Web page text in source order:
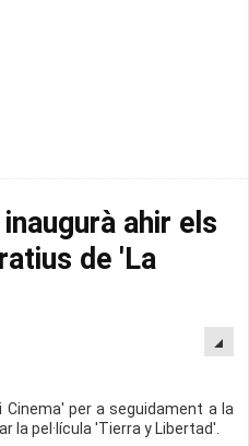
ahir els
de 'La
Cinema' per a seguidament a la
la pel·lícula 'Tierra y Libertad'.